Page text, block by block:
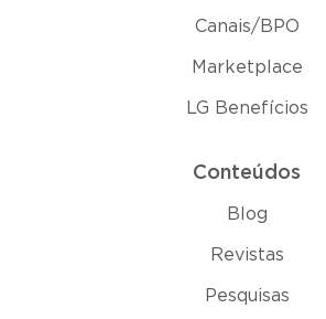
Canais/BPO
Marketplace
LG Benefícios
Conteúdos
Blog
Revistas
Pesquisas